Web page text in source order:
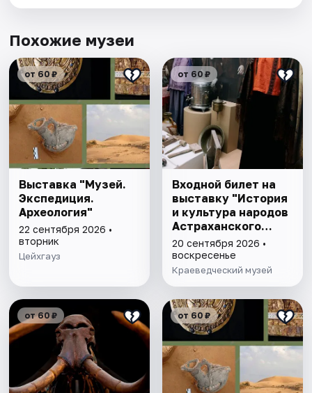
Похожие музеи
от 60 ₽
Выставка "Музей.
Экспедиция.
Археология"
22 сентября 2026 •
вторник
Цейхгауз
от 60 ₽
Входной билет на
выставку "История
и культура народов
Астраханского
края"
20 сентября 2026 •
воскресенье
Краеведческий музей
от 60 ₽ от 60 ₽